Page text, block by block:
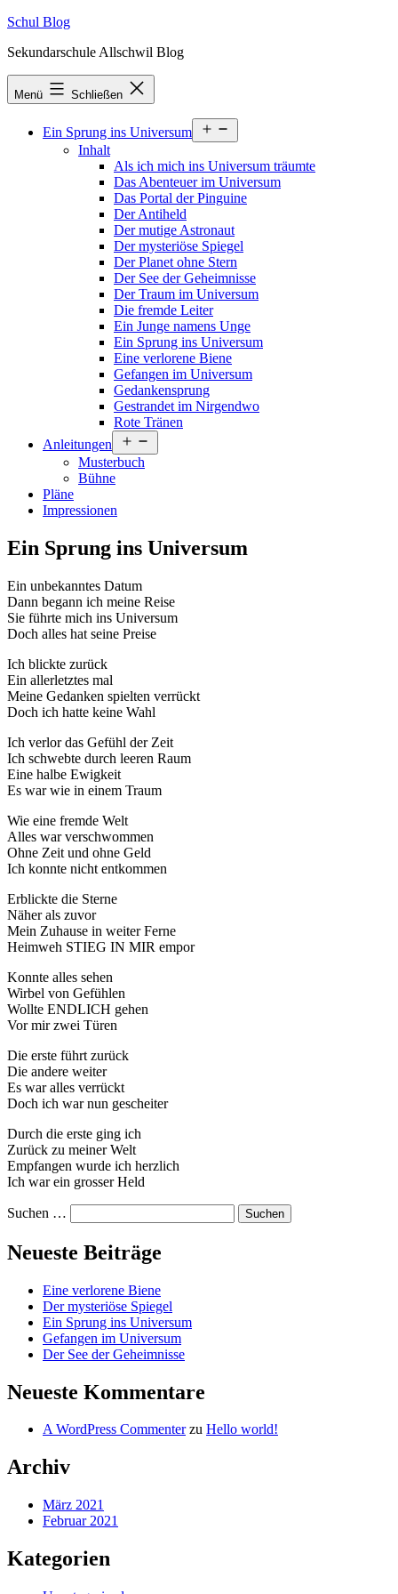
Zum
springen
Schul Blog
Sekundarschule Allschwil Blog
Menü Schließen
Ein Sprung ins Universum
öffnen
Inhalt
Als ich mich ins Universum träumte
Das Abenteuer im Universum
Das Portal der Pinguine
Der Antiheld
Der mutige Astronaut
Der mysteriöse Spiegel
Der Planet ohne Stern
Der See der Geheimnisse
Der Traum im Universum
Die fremde Leiter
Ein Junge namens Unge
Ein Sprung ins Universum
Eine verlorene Biene
Gefangen im Universum
Gedankensprung
Gestrandet im Nirgendwo
Rote Tränen
Anleitungen
öffnen
Musterbuch
Bühne
Pläne
Impressionen
Ein Sprung ins Universum
Ein unbekanntes Datum
Dann begann ich meine Reise
Sie führte mich ins Universum
Doch alles hat seine Preise
Ich blickte zurück
Ein allerletztes mal
Meine Gedanken spielten verrückt
Doch ich hatte keine Wahl
Ich verlor das Gefühl der Zeit
Ich schwebte durch leeren Raum
Eine halbe Ewigkeit
Es war wie in einem Traum
Wie eine fremde Welt
Alles war verschwommen
Ohne Zeit und ohne Geld
Ich konnte nicht entkommen
Erblickte die Sterne
Näher als zuvor
Mein Zuhause in weiter Ferne
Heimweh STIEG IN MIR empor
Konnte alles sehen
Wirbel von Gefühlen
Wollte ENDLICH gehen
Vor mir zwei Türen
Die erste führt zurück
Die andere weiter
Es war alles verrückt
Doch ich war nun gescheiter
Durch die erste ging ich
Zurück zu meiner Welt
Empfangen wurde ich herzlich
Ich war ein grosser Held
Suchen …
Neueste Beiträge
Eine verlorene Biene
Der mysteriöse Spiegel
Ein Sprung ins Universum
Gefangen im Universum
Der See der Geheimnisse
Neueste Kommentare
A WordPress Commenterzu Hello world!
Archiv
März 2021
Februar 2021
Kategorien